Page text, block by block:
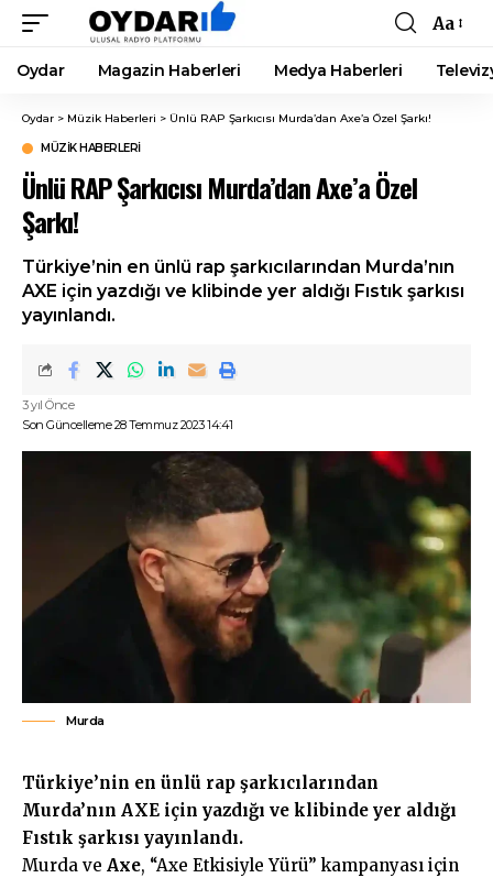
Font
Resizer
Aa
Oydar Magazin Haberleri Medya Haberleri
Oydar > Müzik Haberleri > Ünlü RAP Şarkıcısı Murda’dan Axe’a Özel Şarkı!
MÜZIK HABERLERI
Ünlü RAP Şarkıcısı Murda’dan Axe’a Özel
Şarkı!
Türkiye’nin en ünlü rap şarkıcılarından Murda’nın
AXE için yazdığı ve klibinde yer aldığı Fıstık şarkısı
yayınlandı.
Son Güncelleme 28 Temmuz 2023 14:41
3 yıl Önce
Murda
Türkiye’nin en ünlü rap şarkıcılarından
Murda’nın AXE için yazdığı ve klibinde yer aldığı
Fıstık şarkısı yayınlandı.
Murda ve Axe, “Axe Etkisiyle Yürü” kampanyası için